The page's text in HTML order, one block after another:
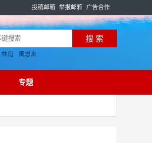
投稿邮箱 举报邮箱 广告合作
林彪 周恩来
专题